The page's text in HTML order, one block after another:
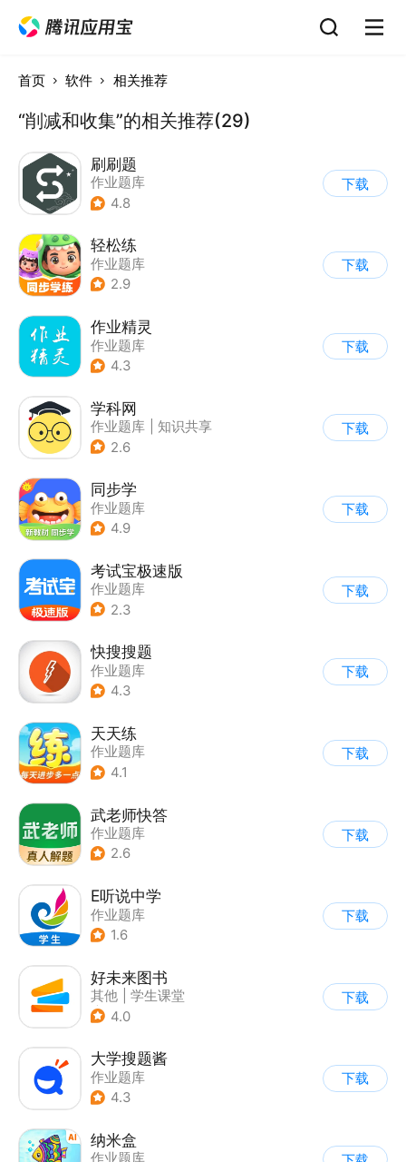
首页 软件 相关推荐
“削减和收集”的相关推荐(29)
刷刷题
作业题库
4.8
下载
轻松练
作业题库
2.9
下载
作业精灵
作业题库
4.3
下载
学科网
作业题库
知识共享
2.6
下载
同步学
作业题库
4.9
下载
考试宝极速版
作业题库
2.3
下载
快搜搜题
作业题库
4.3
下载
天天练
作业题库
4.1
下载
武老师快答
作业题库
2.6
下载
E听说中学
作业题库
1.6
下载
好未来图书
其他
学生课堂
| 作业题库
4.0
下载
大学搜题酱
作业题库
4.3
下载
纳米盒